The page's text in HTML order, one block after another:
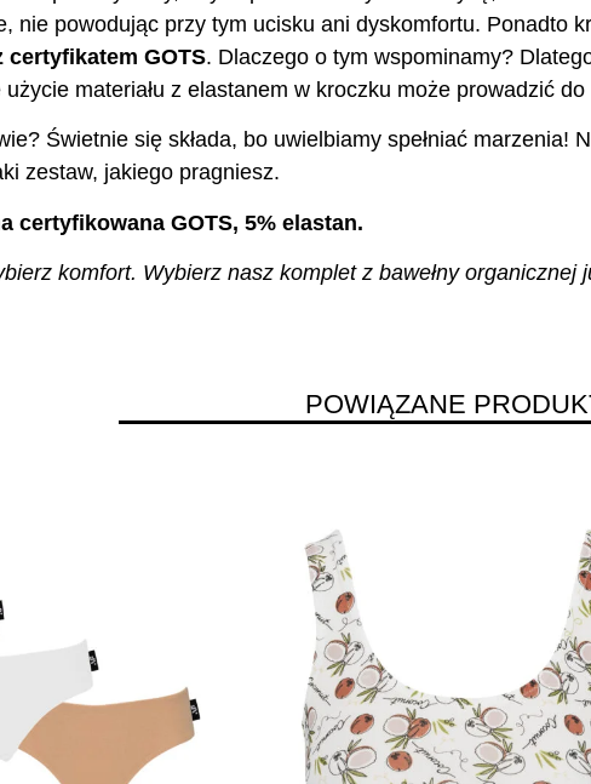
nie powodując przy tym ucisku ani dyskomfortu. Ponadto
certyfikatem GOTS. Dlaczego o tym wspominamy?
materiału z elastanem w kroczku może prowadzić do
Świetnie się składa, bo uwielbiamy spełniać
zestaw, jakiego pragniesz.
certyfikowana GOTS, 5% elastan.
komfort. Wybierz nasz komplet z bawełny organicznej
POWIĄZANE